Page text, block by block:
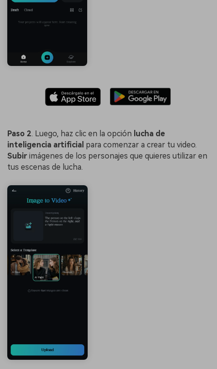
Paso 2. Luego, haz clic en la opción lucha de
inteligencia artificial para comenzar a crear tu video.
Subir imágenes de los personajes que quieres utilizar en
tus escenas de lucha.